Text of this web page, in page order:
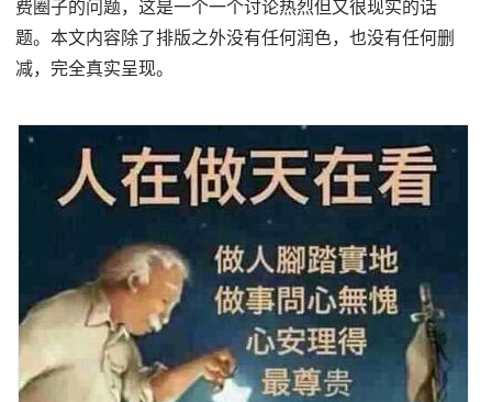
费圈子的问题，这是一个一个讨论热烈但又很现实的话
题。本文内容除了排版之外没有任何润色，也没有任何删
减，完全真实呈现。